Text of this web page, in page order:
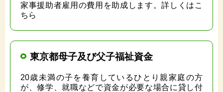
家事援助者雇用の費用を助成します。詳しくはこ
ちら
東京都母子及び父子福祉資金
20歳未満の子を養育しているひとり親家庭の方
が、修学、就職などで資金が必要な場合に貸し付